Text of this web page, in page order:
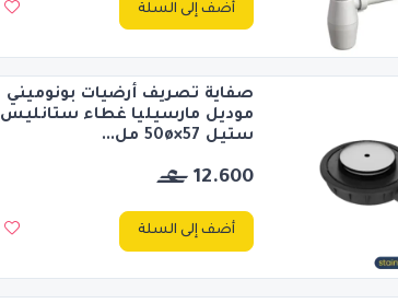
أضف إلى السلة
صفاية تصريف أرضيات بونوميني
موديل مارسيليا غطاء ستانليس
ستيل 50ø×57 مل...
12.600
أضف إلى السلة